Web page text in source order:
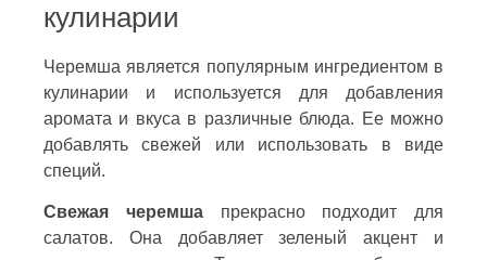
кулинарии
Черемша является популярным ингредиентом в
кулинарии и используется для добавления
аромата и вкуса в различные блюда. Ее можно
добавлять свежей или использовать в виде
специй.
Свежая черемшапрекрасно подходит для
салатов. Она добавляет зеленый акцент и